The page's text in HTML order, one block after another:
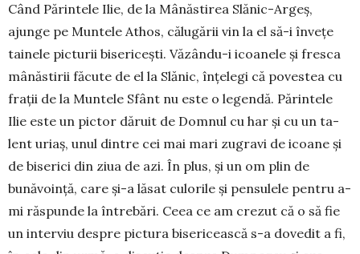
Când Părintele Ilie, de la Mânăstirea Slă­nic-Argeș,
ajunge pe Muntele Athos, că­lugării vin la el să-i învețe
tainele picturii bisericești. Văzându-i icoanele și fresca
mânăstirii fă­cute de el la Slănic, înțelegi că povestea cu
frații de la Muntele Sfânt nu este o legendă. Părintele
Ilie este un pictor dăruit de Domnul cu har și cu un ta­
lent uriaș, unul dintre cei mai mari zugravi de icoa­ne și
de biserici din ziua de azi. În plus, și un om plin de
bunăvoință, care și-a lăsat culorile și pensu­lele pentru a-
mi răspun­de la între­bări. Ceea ce am crezut că o să fie
un interviu despre pictura biseri­ceas­că s-a dovedit a fi,